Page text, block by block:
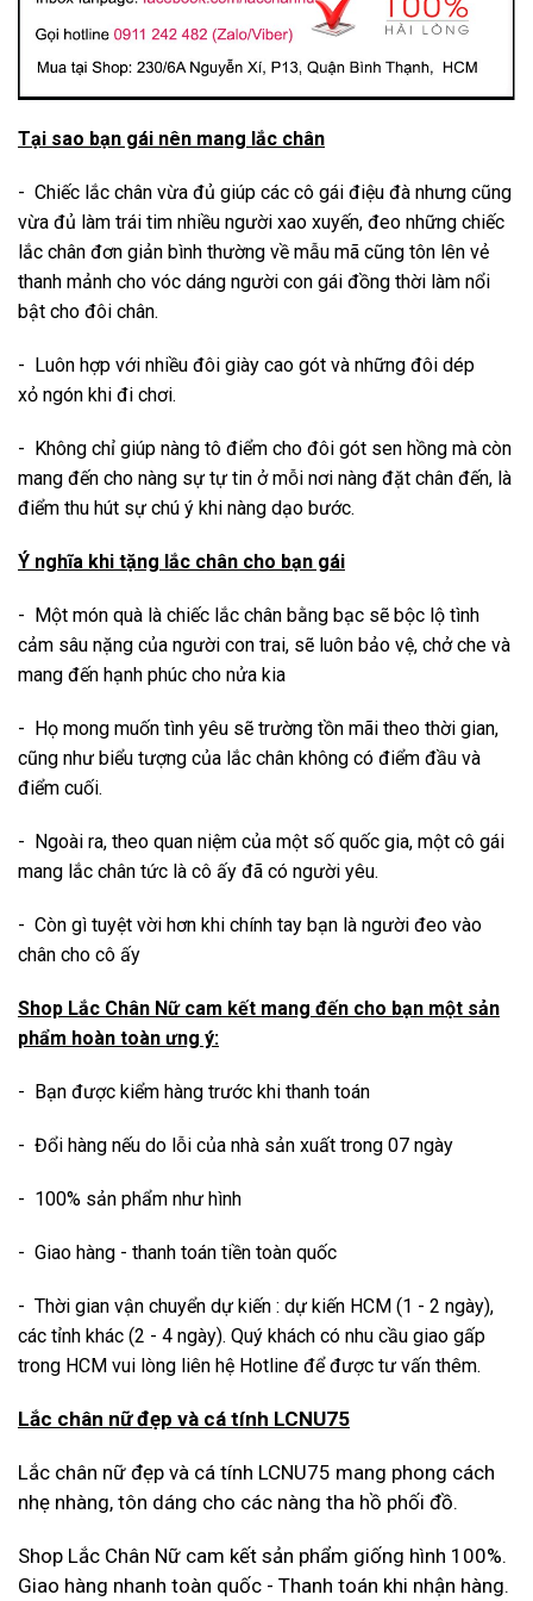
Tại sao bạn gái nên mang lắc chân
- Chiếc lắc chân vừa đủ giúp các cô gái điệu đà nhưng cũng
vừa đủ làm trái tim nhiều người xao xuyến, đeo những chiếc
lắc chân đơn giản bình thường về mẫu mã cũng tôn lên vẻ
thanh mảnh cho vóc dáng người con gái đồng thời làm nổi
bật cho đôi chân.
- Luôn hợp với nhiều đôi giày cao gót và những đôi dép
xỏ ngón khi đi chơi.
- Không chỉ giúp nàng tô điểm cho đôi gót sen hồng mà còn
mang đến cho nàng sự tự tin ở mỗi nơi nàng đặt chân đến, là
điểm thu hút sự chú ý khi nàng dạo bước.
Ý nghĩa khi tặng lắc chân cho bạn gái
- Một món quà là chiếc lắc chân bằng bạc sẽ bộc lộ tình
cảm sâu nặng của người con trai, sẽ luôn bảo vệ, chở che và
mang đến hạnh phúc cho nửa kia
- Họ mong muốn tình yêu sẽ trường tồn mãi theo thời gian,
cũng như biểu tượng của lắc chân không có điểm đầu và
điểm cuối.
- Ngoài ra, theo quan niệm của một số quốc gia, một cô gái
mang lắc chân tức là cô ấy đã có người yêu.
- Còn gì tuyệt vời hơn khi chính tay bạn là người đeo vào
chân cho cô ấy
Shop Lắc Chân Nữ cam kết mang đến cho bạn một sản
phẩm hoàn toàn ưng ý:
- Bạn được kiểm hàng trước khi thanh toán
- Đổi hàng nếu do lỗi của nhà sản xuất trong 07 ngày
- 100% sản phẩm như hình
- Giao hàng - thanh toán tiền toàn quốc
- Thời gian vận chuyển dự kiến : dự kiến HCM (1 - 2 ngày),
các tỉnh khác (2 - 4 ngày). Quý khách có nhu cầu giao gấp
trong HCM vui lòng liên hệ Hotline để được tư vấn thêm.
Lắc chân nữ đẹp và cá tính LCNU75
Lắc chân nữ đẹp và cá tính LCNU75 mang phong cách
nhẹ nhàng, tôn dáng cho các nàng tha hồ phối đồ.
Shop Lắc Chân Nữ cam kết sản phẩm giống hình 100%.
Giao hàng nhanh toàn quốc - Thanh toán khi nhận hàng.